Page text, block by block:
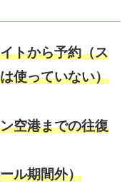
トから予約（ス
使っていない）
空港までの往復
ル期間外）